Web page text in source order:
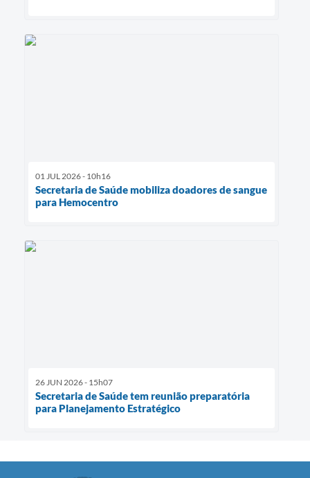
01 JUL 2026 - 10h16
Secretaria de Saúde mobiliza doadores de sangue
para Hemocentro
26 JUN 2026 - 15h07
Secretaria de Saúde tem reunião preparatória
para Planejamento Estratégico